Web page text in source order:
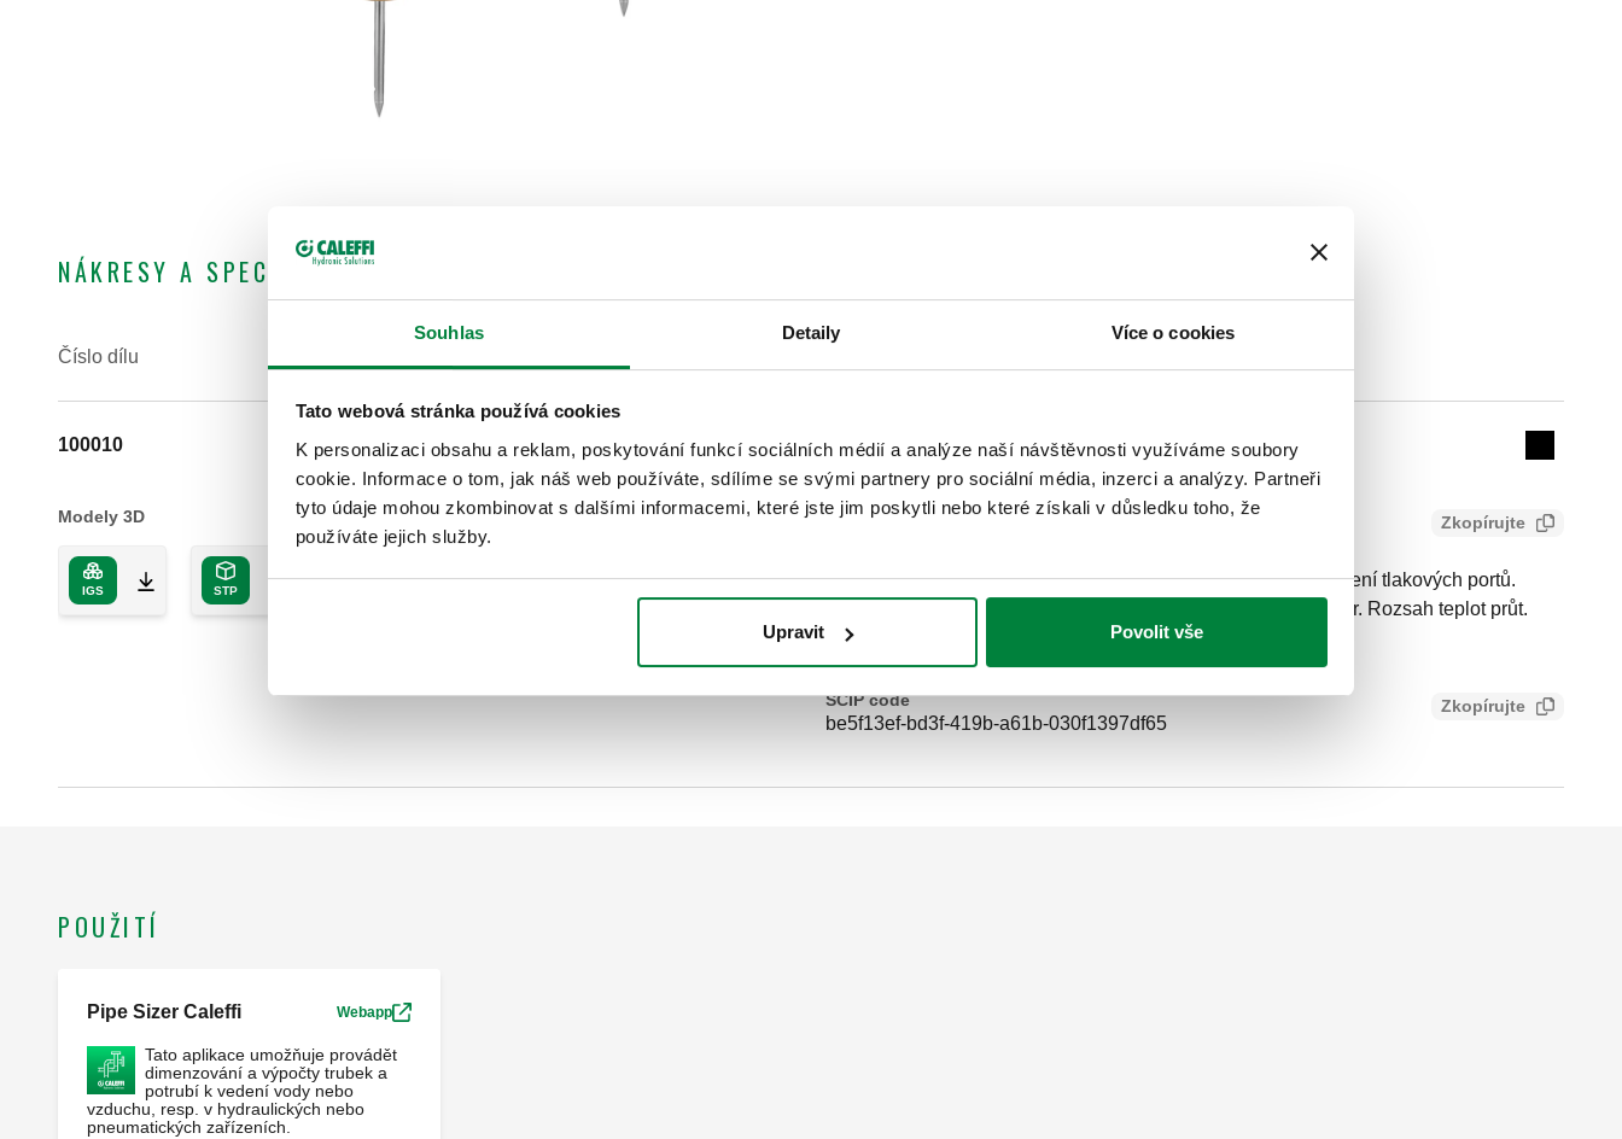
Souhlas Detaily Více o cookies
Tato webová stránka používá cookies
K personalizaci obsahu a reklam, poskytování funkcí sociálních médií a analýze naší návštěvnosti využíváme soubory
cookie. Informace o tom, jak náš web používáte, sdílíme se svými partnery pro sociální média, inzerci a analýzy. Partneři
tyto údaje mohou zkombinovat s dalšími informacemi, které jste jim poskytli nebo které získali v důsledku toho, že
používáte jejich služby.
Upravit Povolit vše
NÁKRESY A SPECIFIKACE
Číslo dílu
100010 G 1/4" (ISO 228-1) F
Collapse
Modely 3D
IGS STP
Text výběrového řízení Zkopírujte
CALEFFI, 100010. Dvojice šroubení s jehlou pro rychlé napojení tlakových portů.
Připojení: G 1/4" (ISO 228-1) F. Maximální pracovní tlak: 10 bar. Rozsah teplot průt.
média: 5–110 °C.
SCIP code
be5f13ef-bd3f-419b-a61b-030f1397df65
Zkopírujte
POUŽITÍ
Pipe Sizer Caleffi Webapp
Tato aplikace umožňuje provádět
dimenzování a výpočty trubek a
potrubí k vedení vody nebo
vzduchu, resp. v hydraulických nebo
pneumatických zařízeních.